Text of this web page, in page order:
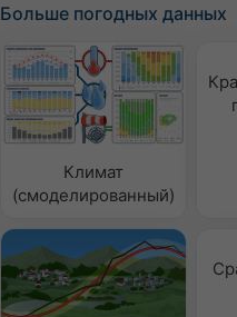
Больше погодных данных
Климат
(смоделированный)